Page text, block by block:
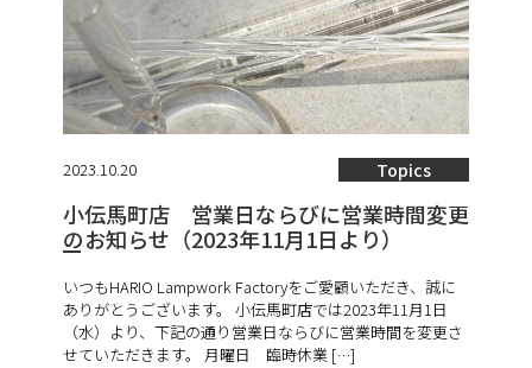
Topics
2023.10.20
小伝馬町店 営業日ならびに営業時間変更
のお知らせ（2023年11月1日より）
いつもHARIO Lampwork Factoryをご愛顧いただき、誠に
ありがとうございます。 小伝馬町店では2023年11月1日
（水）より、下記の通り営業日ならびに営業時間を変更さ
せていただきます。 月曜日 臨時休業 […]